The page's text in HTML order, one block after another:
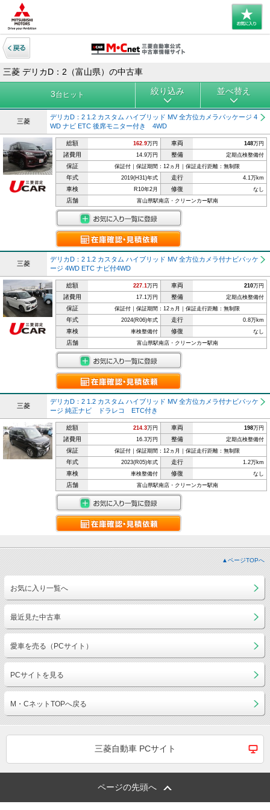
三菱 デリカD：2（富山県）の中古車
3台ヒット 絞り込み 並べ替え
三菱
デリカD：2 1.2 カスタム ハイブリッド MV 全方位カメラパッケージ 4
WD ナビ ETC 後席モニター付き 4WD
総額 162.9万円 車両 148万円
諸費用 14.9万円 整備 定期点検整備付
保証 保証付｜保証期間：12ヵ月｜保証走行距離：無制限
年式 2019(H31)年式 走行 4.1万km
車検 R10年2月 修復 なし
店舗 富山県駅南店・クリーンカー駅南
三菱
デリカD：2 1.2 カスタム ハイブリッド MV 全方位カメラ付ナビパッケ
ージ 4WD ETC ナビ付4WD
総額 227.1万円 車両 210万円
諸費用 17.1万円 整備 定期点検整備付
保証 保証付｜保証期間：12ヵ月｜保証走行距離：無制限
年式 2024(R06)年式 走行 0.8万km
車検 車検整備付 修復 なし
店舗 富山県駅南店・クリーンカー駅南
三菱
デリカD：2 1.2 カスタム ハイブリッド MV 全方位カメラ付ナビパッケ
ージ 純正ナビ ドラレコ ETC付き
総額 214.3万円 車両 198万円
諸費用 16.3万円 整備 定期点検整備付
保証 保証付｜保証期間：12ヵ月｜保証走行距離：無制限
年式 2023(R05)年式 走行 1.2万km
車検 車検整備付 修復 なし
店舗 富山県駅南店・クリーンカー駅南
▲ページTOPへ
お気に入り一覧へ
最近見た中古車
愛車を売る（PCサイト）
PCサイトを見る
M・CネットTOPへ戻る
三菱自動車 PCサイト
ページの先頭へ